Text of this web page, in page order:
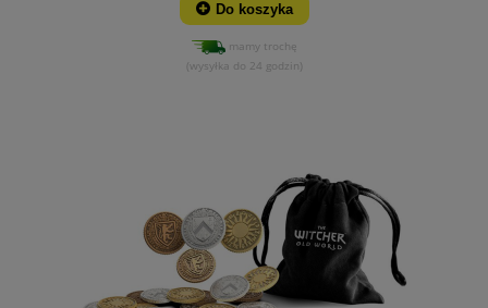
Do koszyka
mamy trochę
(wysyłka do 24 godzin)